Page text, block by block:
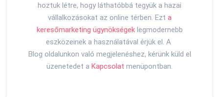
hoztuk létre, hogy láthatóbbá tegyük a hazai
vállalkozásokat az online térben. Ezt a
keresőmarketing ügynökségeklegmodernebb
eszközeinek a használatával érjük el. A
Blog oldalunkon való megjelenéshez, kérünk küld el
üzenetedet a Kapcsolat menüpontban.